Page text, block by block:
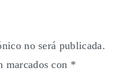
no será publicada.
marcados con *